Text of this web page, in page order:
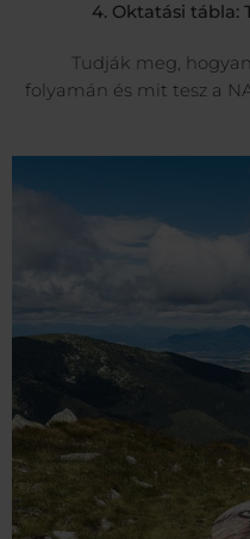
4. Oktatási tábla:
Tudják meg,
folyamán és mit tesz a